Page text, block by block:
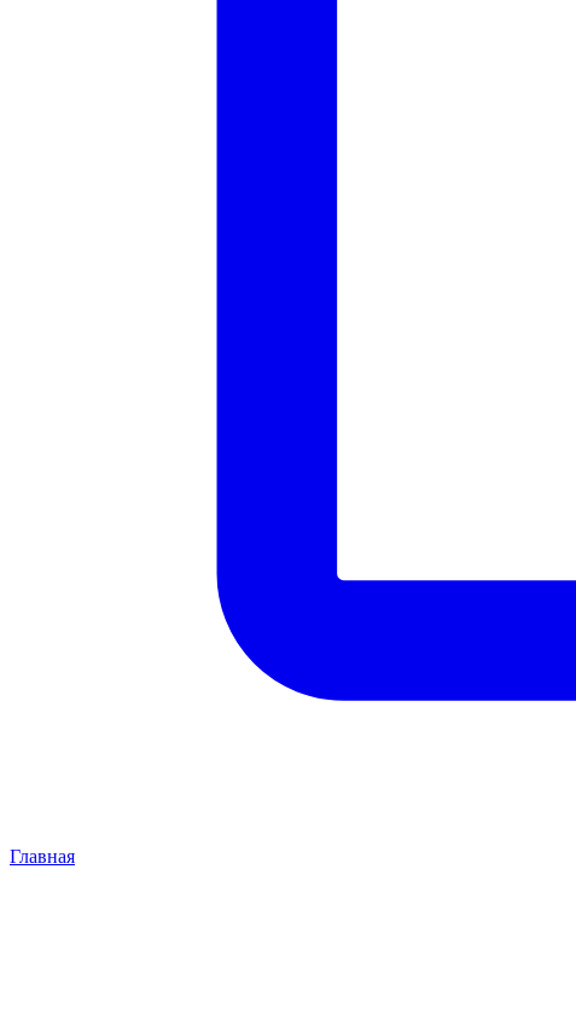
Главная